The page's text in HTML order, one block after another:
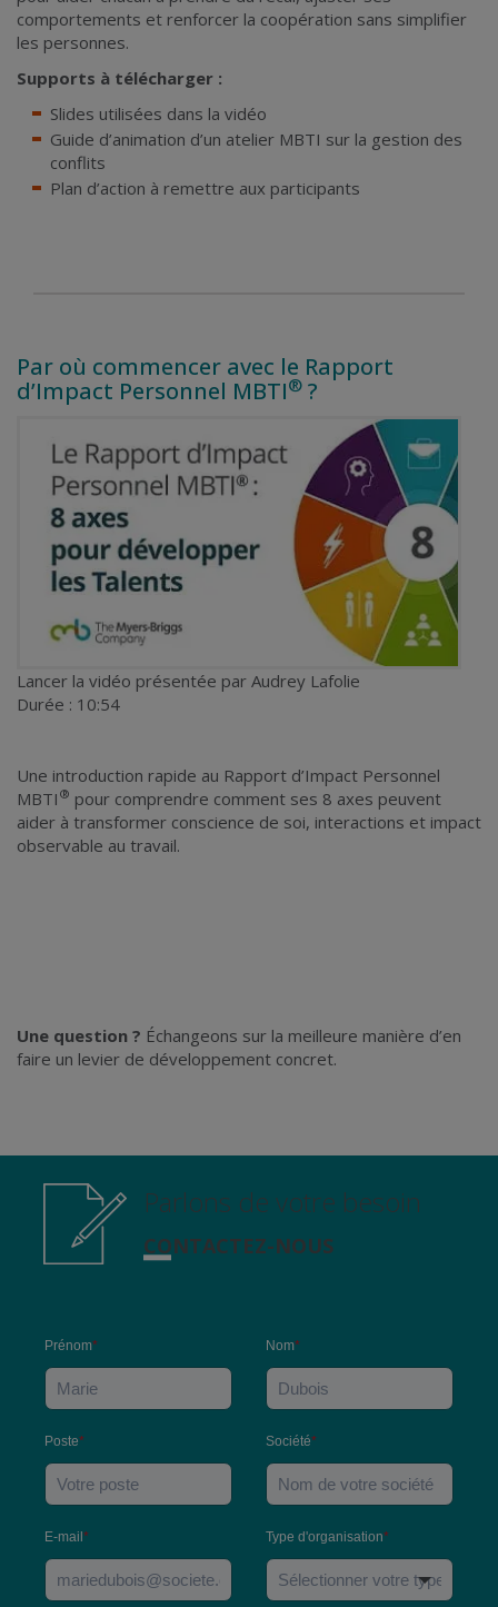
comportements et renforcer la coopération sans simplifier
les personnes.
Supports à télécharger :
Slides utilisées dans la vidéo
Guide d’animation d’un atelier MBTI sur la gestion des
conflits
Plan d’action à remettre aux participants
Par où commencer avec le Rapport
d’Impact Personnel MBTI® ?
Lancer la vidéo présentée par Audrey Lafolie
Durée : 10:54
Une introduction rapide au Rapport d’Impact Personnel
MBTI ® pour comprendre comment ses 8 axes peuvent
aider à transformer conscience de soi, interactions et impact
observable au travail.
Une question ? Échangeons sur la meilleure manière d’en
faire un levier de développement concret.
Prénom* Nom*
Poste* Société*
E-mail * Type d'organisation*
Parlons de votre besoin
CONTACTEZ-NOUS